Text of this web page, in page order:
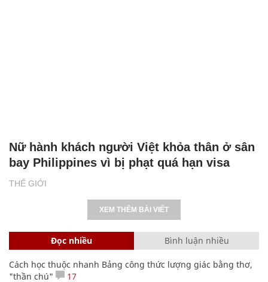
THẾ GIỚI
Nữ hành khách người Việt khỏa thân ở sân
bay Philippines vì bị phạt quá hạn visa
XEM THÊM BÀI VIẾT
Đọc nhiều Bình luận nhiều
Cách học thuộc nhanh Bảng công thức lượng giác bằng thơ,
"thần chú"
17